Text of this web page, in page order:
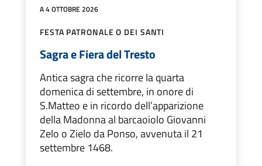
A 4 OTTOBRE 2026
FESTA PATRONALE O DEI SANTI
Sagra e Fiera del Tresto
Antica sagra che ricorre la quarta
domenica di settembre, in onore di
S.Matteo e in ricordo dell’apparizione
della Madonna al barcaoiolo Giovanni
Zelo o Zielo da Ponso, avvenuta il 21
settembre 1468.